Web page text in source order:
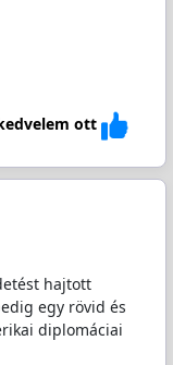
ott
hajtott
egy rövid és
diplomáciai